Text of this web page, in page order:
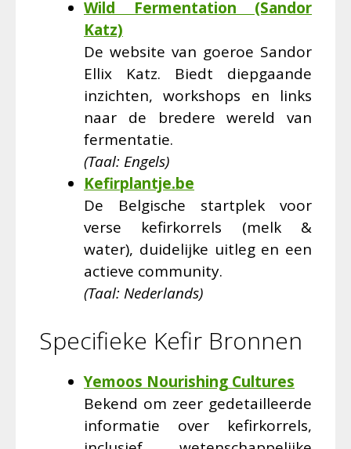
Wild Fermentation (Sandor
Katz)
De website van goeroe Sandor
Ellix Katz. Biedt diepgaande
inzichten, workshops en links
naar de bredere wereld van
fermentatie.
(Taal: Engels)
Kefirplantje.be
De Belgische startplek voor
verse kefirkorrels (melk &
water), duidelijke uitleg en een
actieve community.
(Taal: Nederlands)
Specifieke Kefir Bronnen
Yemoos Nourishing Cultures
Bekend om zeer gedetailleerde
informatie over kefirkorrels,